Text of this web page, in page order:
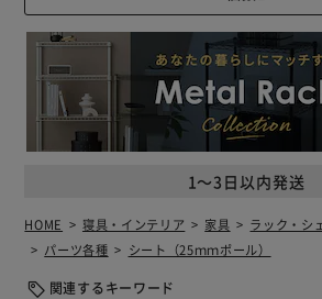
1～3日以内発送
HOME 寝具・インテリア 家具
ラック・シ
パーツ各種
シート（25ｍｍポール）
関連するキーワード